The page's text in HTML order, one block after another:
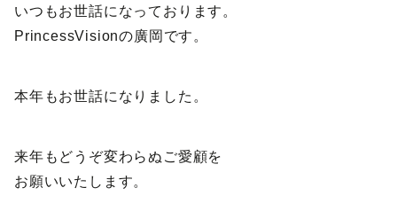
いつもお世話になっております。
PrincessVisionの廣岡です。
本年もお世話になりました。
来年もどうぞ変わらぬご愛顧を
お願いいたします。